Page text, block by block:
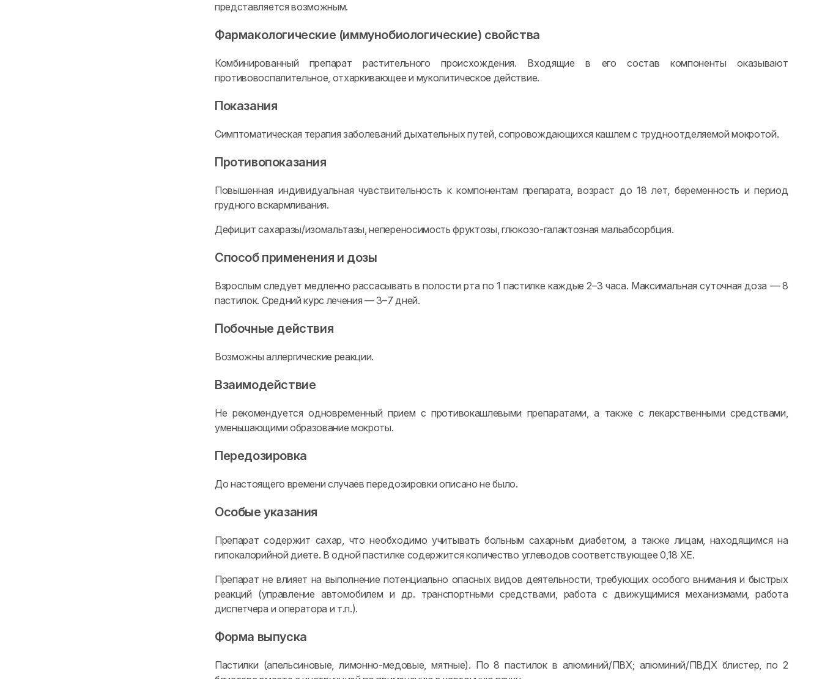
представляется возможным.
Фармакологические (иммунобиологические) свойства
Комбинированный препарат растительного происхождения. Входящие в его состав компоненты оказывают
противовоспалительное, отхаркивающее и муколитическое действие.
Показания
Симптоматическая терапия заболеваний дыхательных путей, сопровождающихся кашлем с трудноотделяемой мокротой.
Противопоказания
Повышенная индивидуальная чувствительность к компонентам препарата, возраст до 18 лет, беременность и период
грудного вскармливания.
Дефицит сахаразы/изомальтазы, непереносимость фруктозы, глюкозо-галактозная мальабсорбция.
Способ применения и дозы
Взрослым следует медленно рассасывать в полости рта по 1 пастилке каждые 2–3 часа. Максимальная суточная доза — 8
пастилок. Средний курс лечения — 3–7 дней.
Побочные действия
Возможны аллергические реакции.
Взаимодействие
Не рекомендуется одновременный прием с противокашлевыми препаратами, а также с лекарственными средствами,
уменьшающими образование мокроты.
Передозировка
До настоящего времени случаев передозировки описано не было.
Особые указания
Препарат содержит сахар, что необходимо учитывать больным сахарным диабетом, а также лицам, находящимся на
гипокалорийной диете. В одной пастилке содержится количество углеводов соответствующее 0,18 ХЕ.
Препарат не влияет на выполнение потенциально опасных видов деятельности, требующих особого внимания и быстрых
реакций (управление автомобилем и др. транспортными средствами, работа с движущимися механизмами, работа
диспетчера и оператора и т.п.).
Форма выпуска
Пастилки (апельсиновые, лимонно-медовые, мятные). По 8 пастилок в алюминий/ПВХ; алюминий/ПВДХ блистер, по 2